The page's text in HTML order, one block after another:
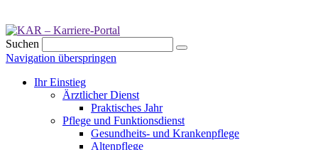
Suchen
Navigation überspringen
Ihr Einstieg
Ärztlicher Dienst
Praktisches Jahr
Pflege und Funktionsdienst
Gesundheits- und Krankenpflege
Altenpflege